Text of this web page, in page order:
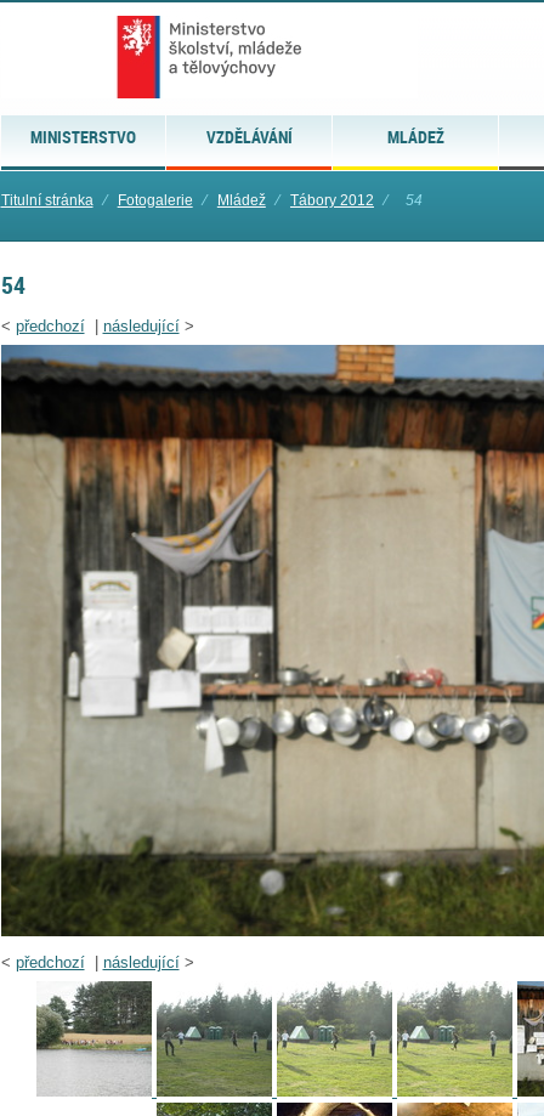
MINISTERSTVO VZDĚLÁVÁNÍ MLÁDEŽ
Titulní stránka ⁄ Fotogalerie ⁄ Mládež ⁄ Tábory 2012 ⁄ 54
54
< předchozí| následující>
< předchozí| následující>